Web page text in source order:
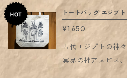
だきます。 ご了承のうえご注文いただきます
よう、お願いいた
その場合、他の商
※折りたたんだ状態
がつくことをご了
ク」を選択された
予めご了承いただ
ルデザインです。 表面：スカラベ こちら側
の鏡は通常の鏡で
「良い」「美しい
フェル」が見られ
大鏡になっています。 サイズ：W70
(mm) 素材：合成皮革
トートバッグ エジプ
¥1,650
古代エジプトの神
冥界の神アヌビス
の神ホルス、 そし